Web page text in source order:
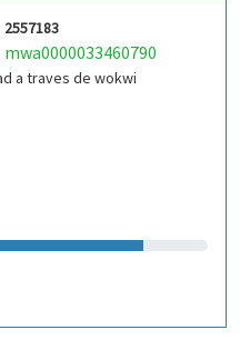
2557183
mwa0000033460790
a traves de wokwi